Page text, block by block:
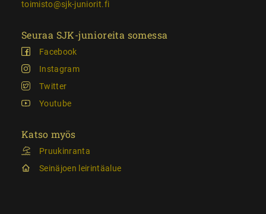
toimisto@sjk-juniorit.fi
Seuraa SJK-junioreita somessa
Facebook
Instagram
Twitter
Youtube
Katso myös
Pruukinranta
Seinäjoen leirintäalue